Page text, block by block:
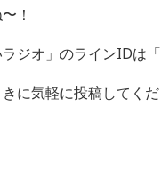
！
ラジオ」のラインIDは「
に気軽に投稿してく